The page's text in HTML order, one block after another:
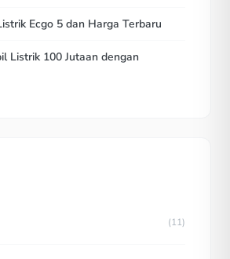
Ecgo 5 dan Harga Terbaru
Listrik 100 Jutaan dengan
(11)